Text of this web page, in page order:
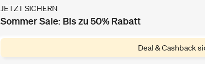
JETZT SICHERN
Sommer Sale: Bis zu 50% Rabatt
Deal & Cashback